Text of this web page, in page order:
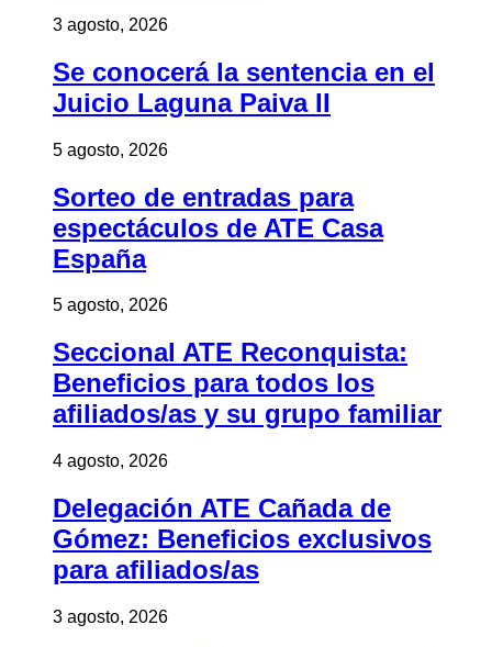
3 agosto, 2026
Se conocerá la sentencia en el
Juicio Laguna Paiva II
5 agosto, 2026
Sorteo de entradas para
espectáculos de ATE Casa
España
5 agosto, 2026
Seccional ATE Reconquista:
Beneficios para todos los
afiliados/as y su grupo familiar
4 agosto, 2026
Delegación ATE Cañada de
Gómez: Beneficios exclusivos
para afiliados/as
3 agosto, 2026